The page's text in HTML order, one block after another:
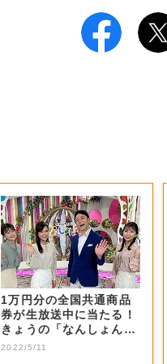
1万円分の全国共通商品
券が生放送中に当たる！
きょうの「なんしょん？
生電話クイズ」...
2022/5/11